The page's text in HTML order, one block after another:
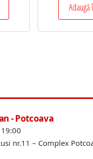
Adaugă
- Potcoava
nr.11 – Complex